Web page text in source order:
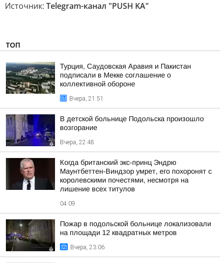
Источник: Telegram-канал "PUSH KA"
ТОП
Турция, Саудовская Аравия и Пакистан
подписали в Мекке соглашение о
коллективной обороне
Вчера, 21:51
В детской больнице Подольска произошло
возгорание
Вчера, 22:48
Когда британский экс-принц Эндрю
Маунтбеттен-Виндзор умрет, его похоронят с
королевскими почестями, несмотря на
лишение всех титулов
04:09
Пожар в подольской больнице локализовали
на площади 12 квадратных метров
Вчера, 23:06